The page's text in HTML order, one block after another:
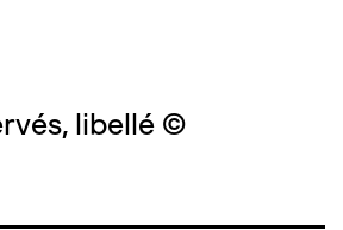
libellé ©